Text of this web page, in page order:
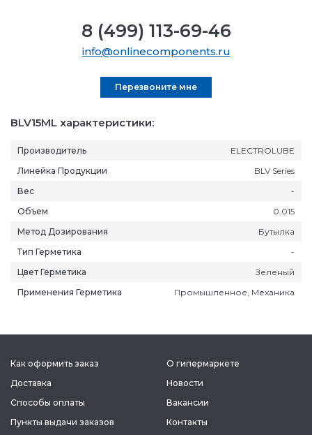
BLV15ML характеристики:
Производитель
ELECTROLUBE
Линейка Продукции
BLV Series
Вес
-
Объем
0.015
Метод Дозирования
Бутылка
Тип Герметика
-
Цвет Герметика
Зеленый
Применения Герметика
Промышленное, Механика
8 (499) 113-69-46
info@onlinecomponents.ru
Перезвоните мне
Как оформить заказ
Доставка
Способы оплаты
Пункты выдачи заказов
О гипермаркете
Новости
Вакансии
Контакты